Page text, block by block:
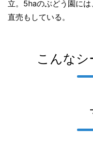
立。5haのぶどう園に
直売もしている。
こんな